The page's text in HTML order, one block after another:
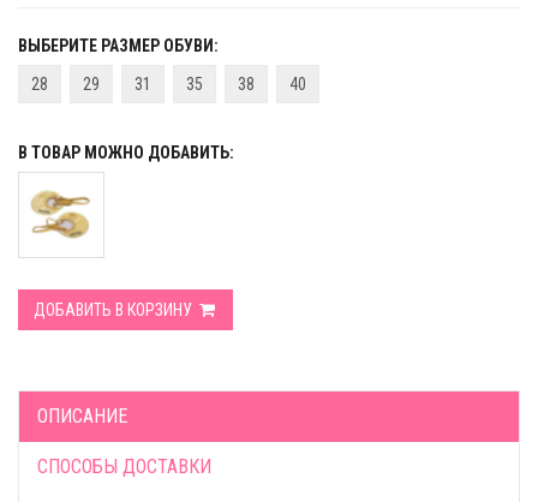
ВЫБЕРИТЕ РАЗМЕР ОБУВИ:
28
29 31 35 38 40
В ТОВАР МОЖНО ДОБАВИТЬ:
ДОБАВИТЬ В КОРЗИНУ
ОПИСАНИЕ
СПОСОБЫ ДОСТАВКИ